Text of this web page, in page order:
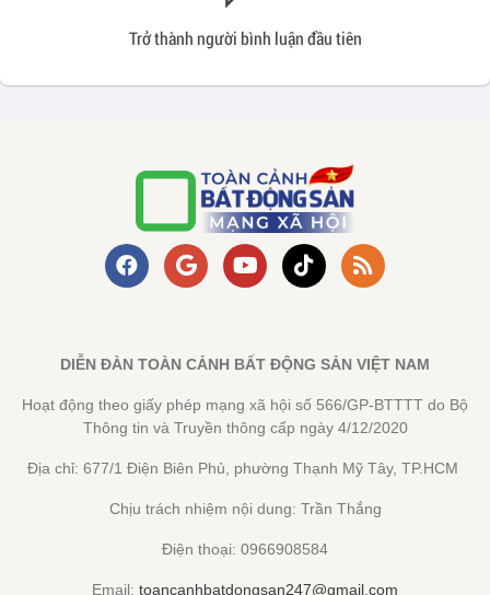
Trở thành người bình luận đầu tiên
DIỄN ĐÀN TOÀN CẢNH BẤT ĐỘNG SẢN VIỆT NAM
Hoạt động theo giấy phép mạng xã hội số 566/GP-BTTTT do Bộ
Thông tin và Truyền thông cấp ngày 4/12/2020
Địa chỉ: 677/1 Điện Biên Phủ, phường Thạnh Mỹ Tây, TP.HCM
Chịu trách nhiệm nội dung: Trần Thắng
Điện thoại: 0966908584
Email: toancanhbatdongsan247@gmail.com